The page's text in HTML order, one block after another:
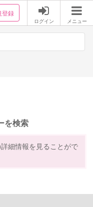
登録
ログイン メニュー
を検索
細情報を見ることがで